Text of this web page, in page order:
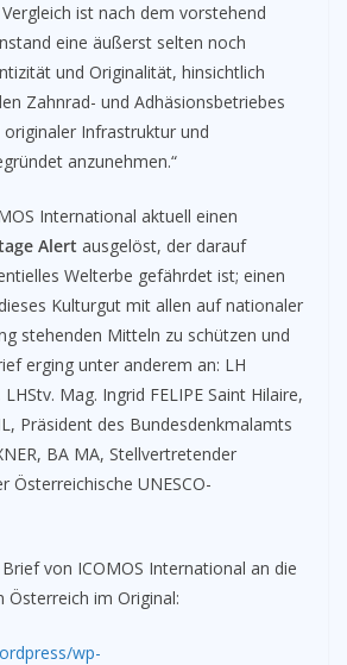
ist nach dem vorstehend
eine äußerst selten noch
und Originalität, hinsichtlich
Zahnrad- und Adhäsionsbetriebes
Infrastruktur und
anzunehmen.“
International aktuell einen
Alert ausgelöst, der darauf
Welterbe gefährdet ist; einen
Kulturgut mit allen auf nationaler
stehenden Mitteln zu schützen und
erging unter anderem an: LH
Mag. Ingrid FELIPE Saint Hilaire,
Präsident des Bundesdenkmalamts
BA MA, Stellvertretender
Österreichische UNESCO-
von ICOMOS International an die
Österreich im Original:
wp-